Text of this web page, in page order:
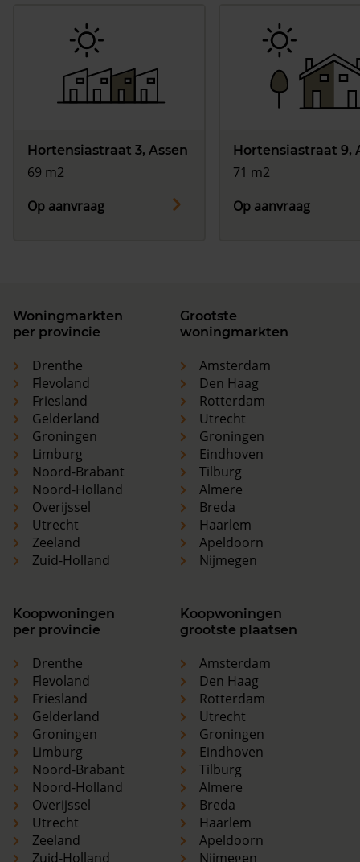
Hortensiastraat 3, Assen
69 m2
Op aanvraag
Hortensiastraat 9,
71 m2
Op aanvraag
Woningmarkten
per provincie
Drenthe
Flevoland
Friesland
Gelderland
Groningen
Limburg
Noord-Brabant
Noord-Holland
Overijssel
Utrecht
Zeeland
Zuid-Holland
Grootste
woningmarkten
Amsterdam
Den Haag
Rotterdam
Utrecht
Groningen
Eindhoven
Tilburg
Almere
Breda
Haarlem
Apeldoorn
Nijmegen
Koopwoningen
per provincie
Drenthe
Flevoland
Friesland
Gelderland
Groningen
Limburg
Noord-Brabant
Noord-Holland
Overijssel
Utrecht
Zeeland
Zuid-Holland
Koopwoningen
grootste plaatsen
Amsterdam
Den Haag
Rotterdam
Utrecht
Groningen
Eindhoven
Tilburg
Almere
Breda
Haarlem
Apeldoorn
Nijmegen